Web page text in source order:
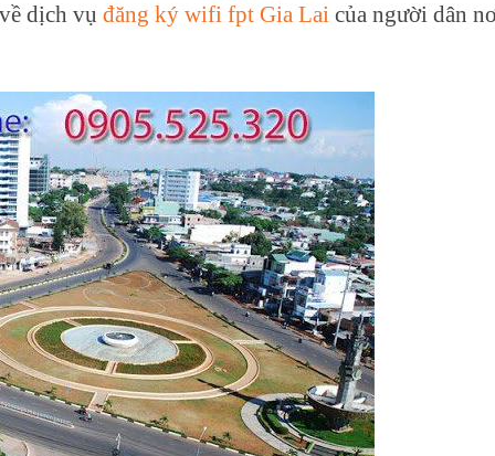
dịch vụ đăng ký wifi fpt Gia Lai của người dân